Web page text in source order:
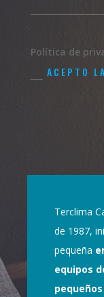
Política de
ACEPTO
Terclima
de 1987,
pequeña
equipos